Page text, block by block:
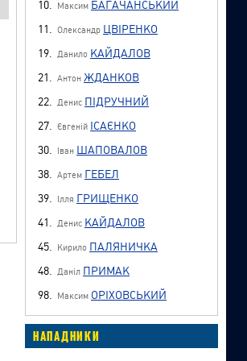
10.
Максим БАГАЧАНСЬКИЙ
11.
Олександр ЦВІРЕНКО
19.
Данило КАЙДАЛОВ
21.
Антон ЖДАНКОВ
22.
Денис ПІДРУЧНИЙ
27.
Євгеній ІСАЄНКО
30.
Іван ШАПОВАЛОВ
38.
Артем ГЕБЕЛ
39.
Ілля ГРИЩЕНКО
41.
Денис КАЙДАЛОВ
45.
Кирило ПАЛЯНИЧКА
48.
Даніл ПРИМАК
98.
Максим ОРІХОВСЬКИЙ
НАПАДНИКИ